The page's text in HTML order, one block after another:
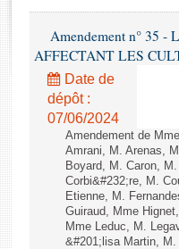
Rapports d'enquête
Rapports législatifs
Rapports sur l'application
Baromètre de
Budget et sécurité
Questions écrites et
Comptes rendus des
Amendement n° 35
AFFECTANT LES
Date de
dépôt :
07/06/2024
Amendement de
Amrani, M. Arenas,
Boyard, M. Caron,
Corbi&#232;re, M.
Etienne, M.
Guiraud, Mme
Mme Leduc, M.
&#201;lisa Martin,